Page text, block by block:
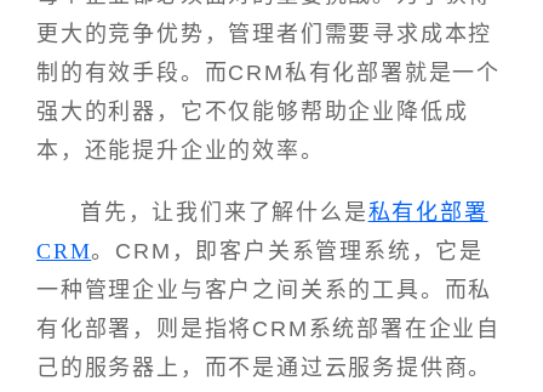
更大的竞争优势，管理者们需要寻求成本控
制的有效手段。而CRM私有化部署就是一个
强大的利器，它不仅能够帮助企业降低成
本，还能提升企业的效率。
首先，让我们来了解什么是私有化部署
CRM。CRM，即客户关系管理系统，它是
一种管理企业与客户之间关系的工具。而私
有化部署，则是指将CRM系统部署在企业自
己的服务器上，而不是通过云服务提供商。